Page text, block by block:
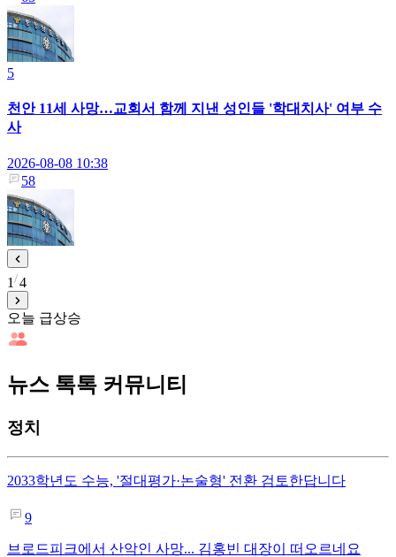
5
천안 11세 사망…교회서 함께 지낸 성인들 '학대치사' 여부 수
사
2026-08-08 10:38
58
1 4
오늘 급상승
뉴스 톡톡 커뮤니티
정치
2033학년도 수능, '절대평가·논술형' 전환 검토한답니다
9
브로드피크에서 산악인 사망... 김홍빈 대장이 떠오르네요